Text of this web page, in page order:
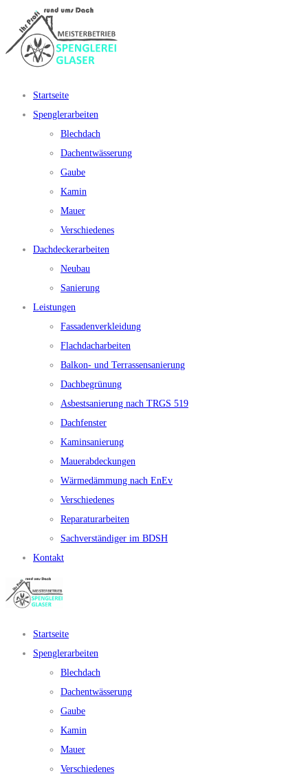
Startseite
Spenglerarbeiten
Blechdach
Dachentwässerung
Gaube
Kamin
Mauer
Verschiedenes
Dachdeckerarbeiten
Neubau
Sanierung
Leistungen
Fassadenverkleidung
Flachdacharbeiten
Balkon- und Terrassensanierung
Dachbegrünung
Asbestsanierung nach TRGS 519
Dachfenster
Kaminsanierung
Mauerabdeckungen
Wärmedämmung nach EnEv
Verschiedenes
Reparaturarbeiten
Sachverständiger im BDSH
Kontakt
Startseite
Spenglerarbeiten
Blechdach
Dachentwässerung
Gaube
Kamin
Mauer
Verschiedenes